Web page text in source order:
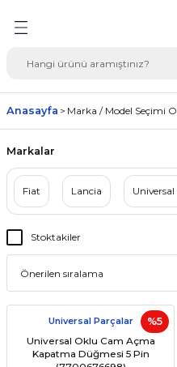
Seçimi Oto Yedek
Anasayfa Marka / Model Seçimi
Markalar
Fiat Lancia
Stoktakiler
%5
Universal Parçalar
Universal Oklu Cam Açma
Kapatma Düğmesi 5 Pin